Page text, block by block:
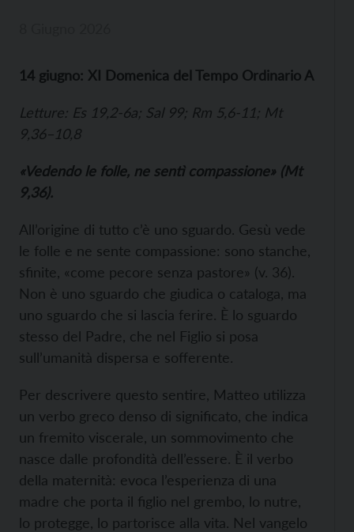
14 giugno: XI Domenica del Tempo Ordinario A
Letture: Es 19,2-6a; Sal 99; Rm 5,6-11; Mt
9,36–10,8
«Vedendo le folle, ne sentì compassione» (Mt
9,36).
All’origine di tutto c’è uno sguardo. Gesù vede
le folle e ne sente compassione: sono stanche,
sfinite, «come pecore senza pastore» (v. 36).
Non è uno sguardo che giudica o cataloga, ma
uno sguardo che si lascia ferire. È lo sguardo
stesso del Padre, che nel Figlio si posa
sull’umanità dispersa e sofferente.
Per descrivere questo sentire, Matteo utilizza
un verbo greco denso di significato, che indica
un fremito viscerale, un sommovimento che
nasce dalle profondità dell’essere. È il verbo
della maternità: evoca l’esperienza di una
madre che porta il figlio nel grembo, lo nutre,
lo protegge, lo partorisce alla vita. Nel vangelo